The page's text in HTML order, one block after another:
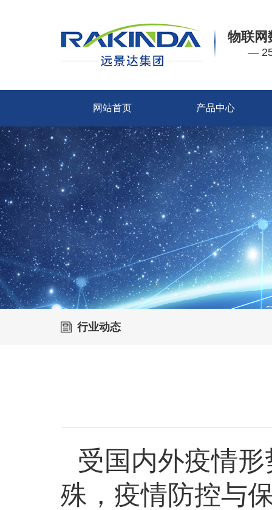
物联网
—
网站首页 产品中心
行业动态
受国内外疫情
殊，疫情防控与